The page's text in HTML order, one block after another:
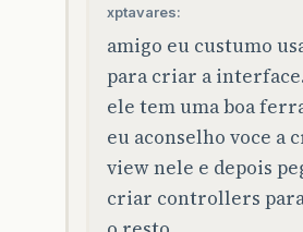
xptavares:
amigo eu custumo
para criar a interface.
ele tem uma boa
eu aconselho voce a
view nele e depois
criar controllers